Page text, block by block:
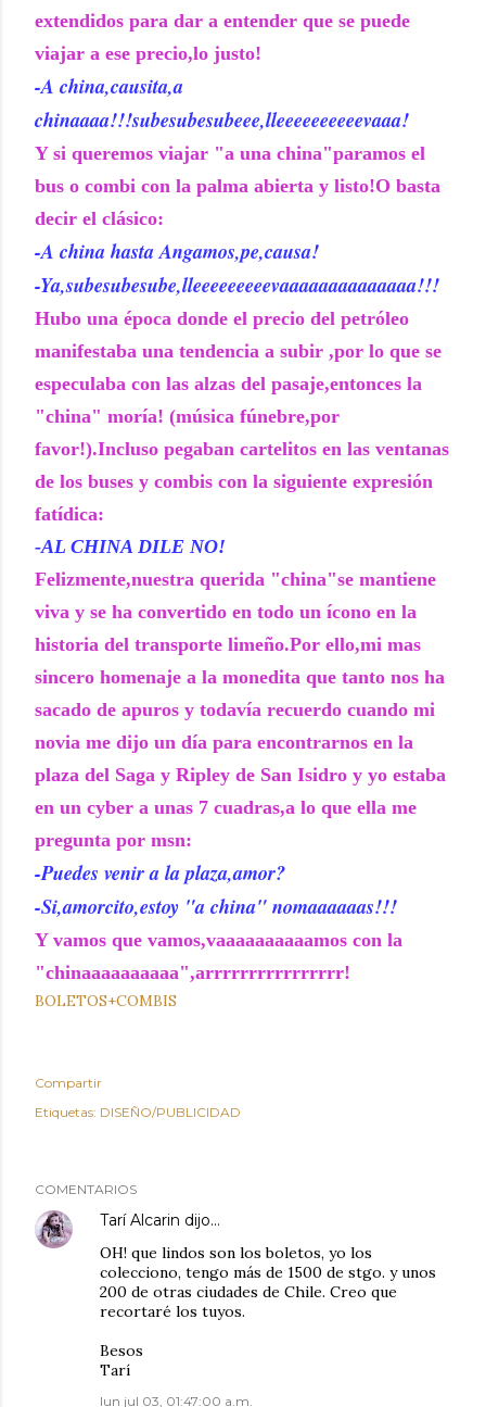
extendidos para dar a entender que se puede
viajar a ese precio,lo justo!
-A china,causita,a
chinaaaa!!!subesubesubeee,lleeeeeeeeeevaaa!
Y si queremos viajar "a una china"paramos el
bus o combi con la palma abierta y listo!O basta
decir el clásico:
-A china hasta Angamos,pe,causa!
-Ya,subesubesube,lleeeeeeeeevaaaaaaaaaaaaaa!!!
Hubo una época donde el precio del petróleo
manifestaba una tendencia a subir ,por lo que se
especulaba con las alzas del pasaje,entonces la
"china" moría! (música fúnebre,por
favor!).Incluso pegaban cartelitos en las ventanas
de los buses y combis con la siguiente expresión
fatídica:
-AL CHINA DILE NO!
Felizmente,nuestra querida "china"se mantiene
viva y se ha convertido en todo un ícono en la
historia del transporte limeño.Por ello,mi mas
sincero homenaje a la monedita que tanto nos ha
sacado de apuros y todavía recuerdo cuando mi
novia me dijo un día para encontrarnos en la
plaza del Saga y Ripley de San Isidro y yo estaba
en un cyber a unas 7 cuadras,a lo que ella me
pregunta por msn:
-Puedes venir a la plaza,amor?
-Si,amorcito,estoy "a china" nomaaaaaas!!!
Y vamos que vamos,vaaaaaaaaaamos con la
"chinaaaaaaaaaa",arrrrrrrrrrrrrrrr!
BOLETOS+COMBIS
Compartir
Etiquetas: DISEÑO/PUBLICIDAD
COMENTARIOS
Tarí Alcarin dijo…
OH! que lindos son los boletos, yo los
colecciono, tengo más de 1500 de stgo. y unos
200 de otras ciudades de Chile. Creo que
recortaré los tuyos.
Besos
Tarí
lun jul 03, 01:47:00 a.m.